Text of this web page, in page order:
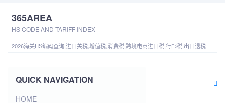
365AREA
HS CODE AND TARIFF INDEX
2026海关HS编码查询,进口关税,增值税,消费税,跨境电商进口税,行邮税,出口退税
QUICK NAVIGATION
HOME